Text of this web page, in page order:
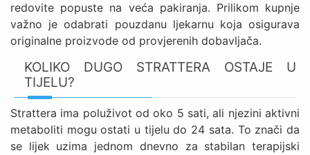
redovite popuste na veća pakiranja. Prilikom kupnje
važno je odabrati pouzdanu ljekarnu koja osigurava
originalne proizvode od provjerenih dobavljača.
KOLIKO DUGO STRATTERA OSTAJE U
TIJELU?
Strattera ima poluživot od oko 5 sati, ali njezini aktivni
metaboliti mogu ostati u tijelu do 24 sata. To znači da
se lijek uzima jednom dnevno za stabilan terapijski